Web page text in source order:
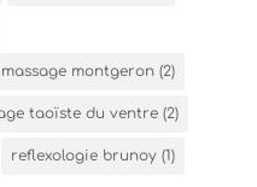
massage montgeron(2)
taoïste du ventre(2)
reflexologie brunoy(1)